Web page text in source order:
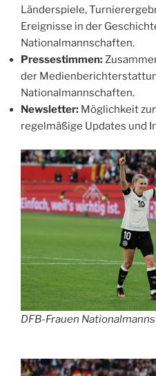
Länderspiele,
Ereignisse in der
Nationalmannschaften.​
Pressestimmen:
der
Nationalmannschaften.​
Newsletter: Möglichkeit
regelmäßige Updates und
DFB-Frauen